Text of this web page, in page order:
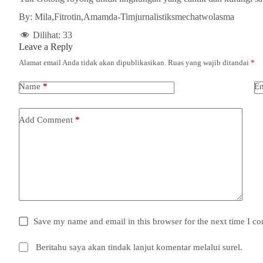
By: Mila,Fitrotin,Amamda-Timjurnalistiksmechatwolasma
Dilihat: 33
Leave a Reply
Alamat email Anda tidak akan dipublikasikan. Ruas yang wajib ditandai *
Name *
Add Comment *
Save my name and email in this browser for the next time I
Beritahu saya akan tindak lanjut komentar melalui surel.